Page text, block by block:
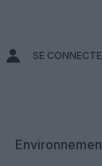
SE